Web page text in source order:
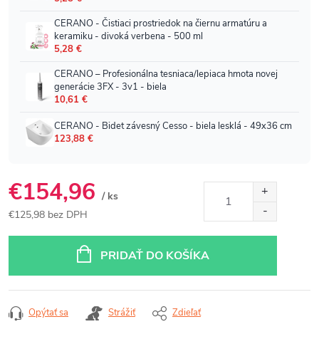
€154,96 / ks
€125,98 bez DPH
PRIDAŤ DO KOŠÍKA
Opýtať sa Strážiť Zdieľať